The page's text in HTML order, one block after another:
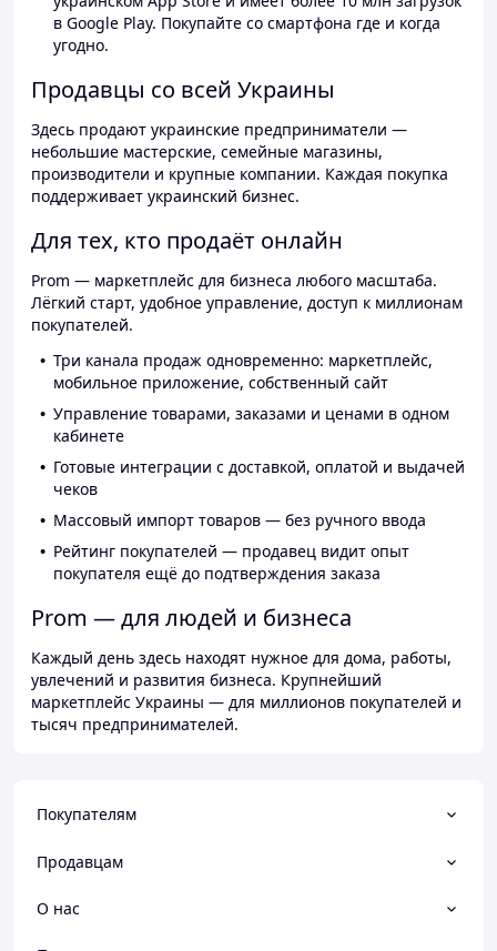
в Google Play. Покупайте со смартфона где и когда
угодно.
Продавцы со всей Украины
Здесь продают украинские предприниматели —
небольшие мастерские, семейные магазины,
производители и крупные компании. Каждая покупка
поддерживает украинский бизнес.
Для тех, кто продаёт онлайн
Prom — маркетплейс для бизнеса любого масштаба.
Лёгкий старт, удобное управление, доступ к миллионам
покупателей.
Три канала продаж одновременно: маркетплейс,
мобильное приложение, собственный сайт
Управление товарами, заказами и ценами в одном
кабинете
Готовые интеграции с доставкой, оплатой и выдачей
чеков
Массовый импорт товаров — без ручного ввода
Рейтинг покупателей — продавец видит опыт
покупателя ещё до подтверждения заказа
Prom — для людей и бизнеса
Каждый день здесь находят нужное для дома, работы,
увлечений и развития бизнеса. Крупнейший
маркетплейс Украины — для миллионов покупателей и
тысяч предпринимателей.
Покупателям
Продавцам
О нас